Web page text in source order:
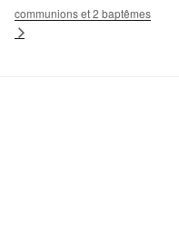
communions et 2 baptêmes